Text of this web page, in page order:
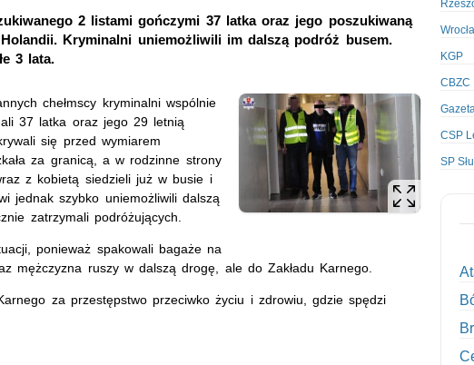
2 listami gończymi 37 latka oraz jego poszukiwaną
Kryminalni uniemożliwili im dalszą podróż busem.
3 lata.
chełmscy kryminalni wspólnie
37 latka oraz jego 29 letnią
się przed wymiarem
za granicą, a w rodzinne strony
z kobietą siedzieli już w busie i
jednak szybko uniemożliwili dalszą
zatrzymali podróżujących.
ponieważ spakowali bagaże na
mężczyzna ruszy w dalszą drogę, ale do Zakładu Karnego.
za przestępstwo przeciwko życiu i zdrowiu, gdzie spędzi
KGP
CBZC
CSP
SP